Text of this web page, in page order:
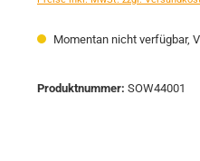
Momentan nicht verfügbar,
Produktnummer: SOW44001